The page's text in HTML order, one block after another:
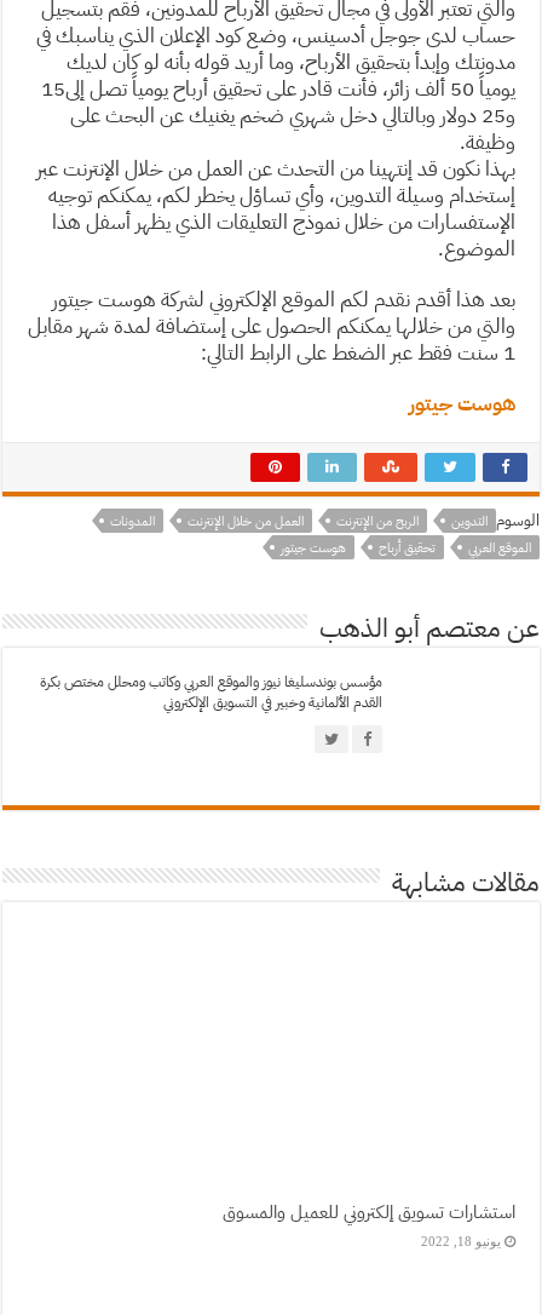
والتي تعتبر الأولى في مجال تحقيق الأرباح للمدونين، فقم بتسجيل
حساب لدى جوجل أدسينس، وضع كود الإعلان الذي يناسبك في
مدونتك وإبدأ بتحقيق الأرباح، وما أريد قوله بأنه لو كان لديك
يومياً 50 ألف زائر، فأنت قادر على تحقيق أرباح يومياً تصل إلى15
و25 دولار وبالتالي دخل شهري ضخم يغنيك عن البحث على
وظيفة.
بهذا نكون قد إنتهينا من التحدث عن العمل من خلال الإنترنت عبر
إستخدام وسيلة التدوين، وأي تساؤل يخطر لكم، يمكنكم توجيه
الإستفسارات من خلال نموذج التعليقات الذي يظهر أسفل هذا
الموضوع.
بعد هذا أقدم نقدم لكم الموقع الإلكتروني لشركة هوست جيتور
والتي من خلالها يمكنكم الحصول على إستضافة لمدة شهر مقابل
1 سنت فقط عبر الضغط على الرابط التالي:
هوست جيتور
الوسوم التدوين الربح من الإنترنت العمل من خلال الإنترنت
المدونات
الموقع العربي
تحقيق أرباح هوست جيتور
عن معتصم أبو الذهب
مؤسس بوندسليغا نيوز والموقع العربي وكاتب ومحلل مختص بكرة
القدم الألمانية وخبير في التسويق الإلكتروني
مقالات مشابهة
استشارات تسويق إلكتروني للعميل والمسوق
يونيو 18, 2022